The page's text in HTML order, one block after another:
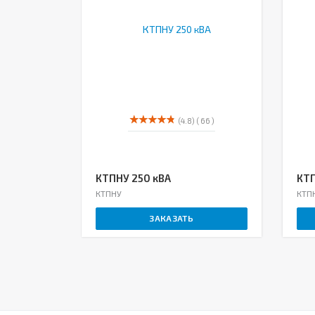
(4.8) ( 66 )
КТПНУ 250 кВА
КТПНУ
ЗАКАЗАТЬ